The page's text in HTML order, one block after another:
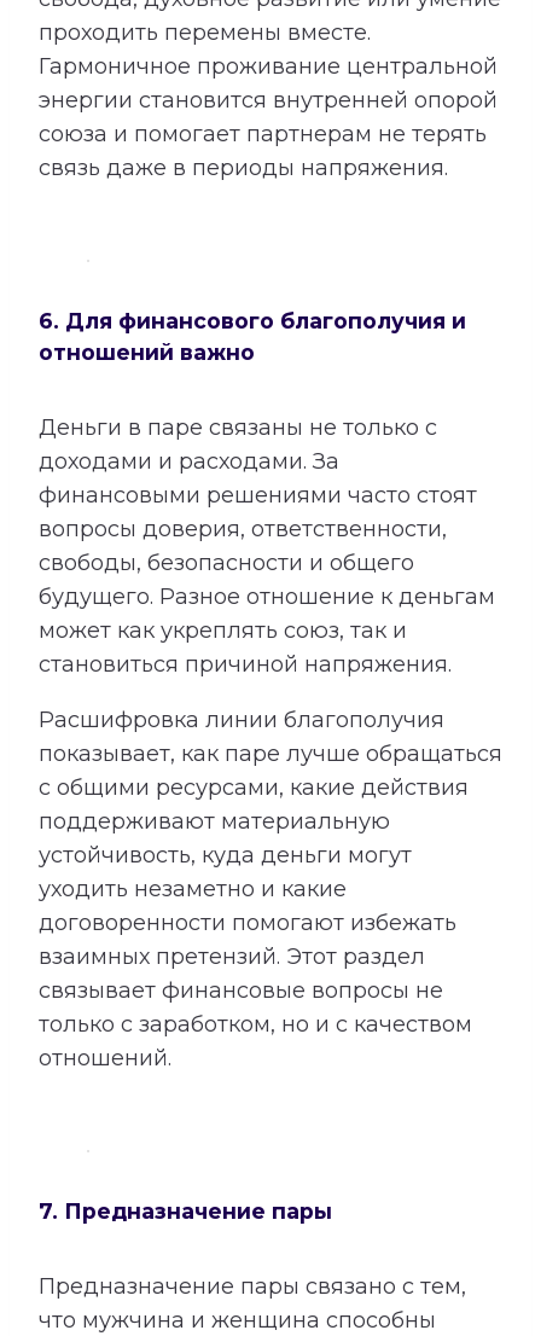
проходить перемены вместе.
Гармоничное проживание центральной
энергии становится внутренней опорой
союза и помогает партнерам не терять
связь даже в периоды напряжения.
6. Для финансового благополучия и
отношений важно
Деньги в паре связаны не только с
доходами и расходами. За
финансовыми решениями часто стоят
вопросы доверия, ответственности,
свободы, безопасности и общего
будущего. Разное отношение к деньгам
может как укреплять союз, так и
становиться причиной напряжения.
Расшифровка линии благополучия
показывает, как паре лучше обращаться
с общими ресурсами, какие действия
поддерживают материальную
устойчивость, куда деньги могут
уходить незаметно и какие
договоренности помогают избежать
взаимных претензий. Этот раздел
связывает финансовые вопросы не
только с заработком, но и с качеством
отношений.
7. Предназначение пары
Предназначение пары связано с тем,
что мужчина и женщина способны